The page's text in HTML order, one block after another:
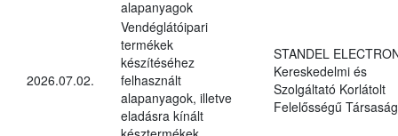
alapanyagok
2026.07.02.
Vendéglátóipari
termékek
készítéséhez
felhasznált
alapanyagok, illetve
eladásra kínált
STANDEL
Kereskedelmi és
Szolgáltató Korlátolt
Felelősségű Társaság